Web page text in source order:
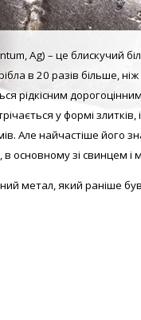
Аg) – це блискучий
в 20 разів більше,
рідкісним
у формі злитків,
Але найчастіше його
основному зі свинцем і
метал, який раніше